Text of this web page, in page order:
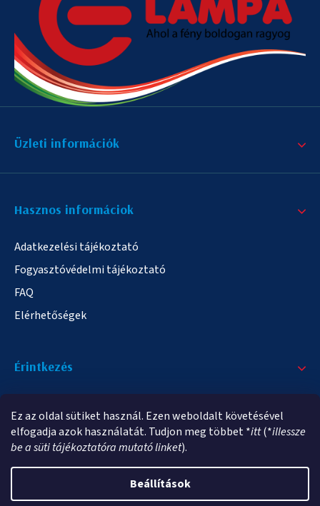
Ez az oldal sütiket használ. Ezen weboldalt követésével
elfogadja azok használatát. Tudjon meg többet *itt(*illessze
be a süti tájékoztatóra mutató linket).
Beállítások
Üzleti információk
Hasznos informáciok
Adatkezelési tájékoztató
Fogyasztóvédelmi tájékoztató
FAQ
Elérhetőségek
Érintkezés
info@elampa.hu
elampa.hu. Minden jog fenntartva.